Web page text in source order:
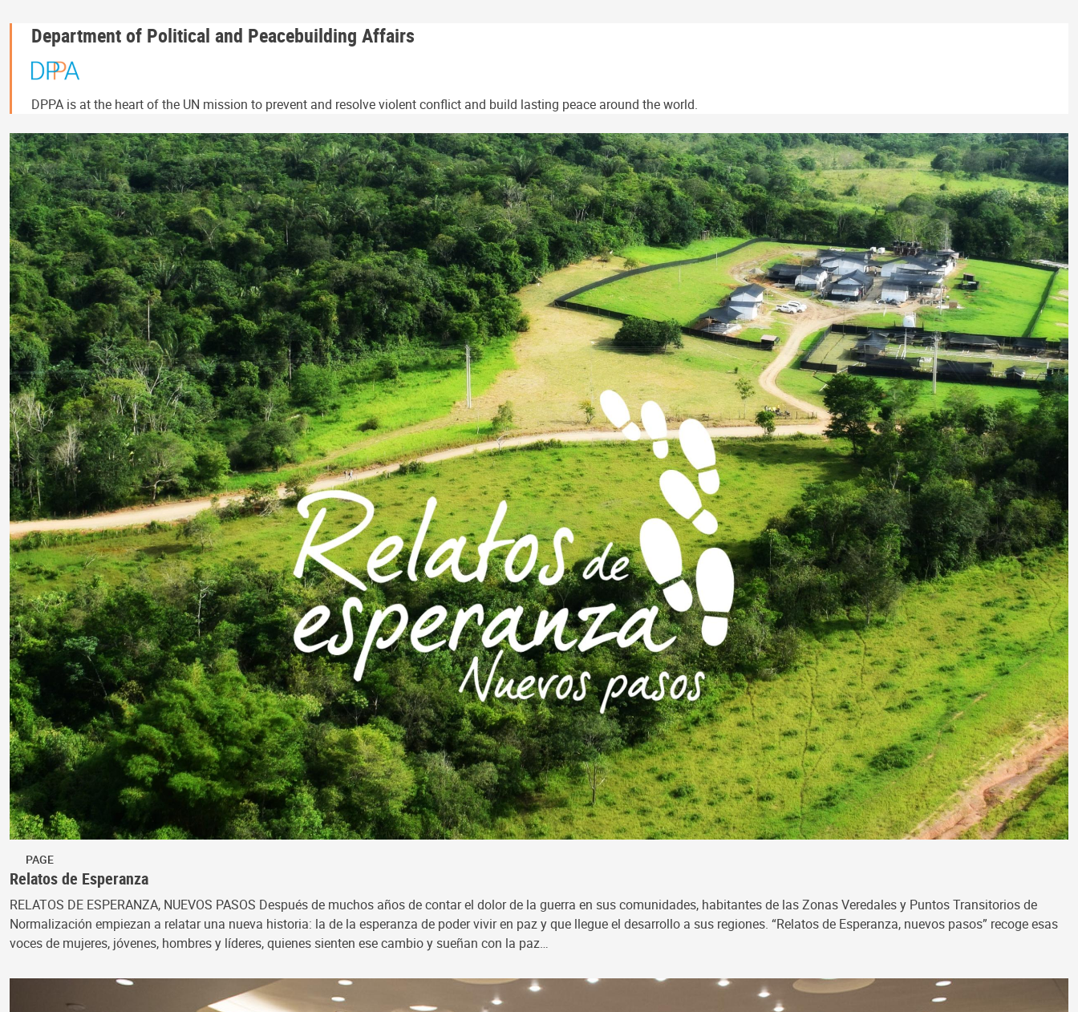
Department of Political and Peacebuilding Affairs
DPPA is at the heart of the UN mission to prevent and resolve violent conflict and build lasting peace around the world.
PAGE
Relatos de Esperanza
RELATOS DE ESPERANZA, NUEVOS PASOS Después de muchos años de contar el dolor de la guerra en sus comunidades, habitantes de las Zonas Veredales y Puntos Transitorios de
Normalización empiezan a relatar una nueva historia: la de la esperanza de poder vivir en paz y que llegue el desarrollo a sus regiones. “Relatos de Esperanza, nuevos pasos” recoge esas
voces de mujeres, jóvenes, hombres y líderes, quienes sienten ese cambio y sueñan con la paz…